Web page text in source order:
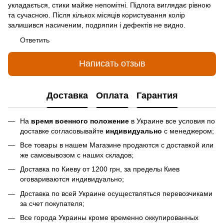
укладається, стики майже непомітні. Підлога виглядає рівною
та сучасною. Після кількох місяців користування колір
залишився насиченим, подряпин і дефектів не видно.
Ответить
Написать отзыв
Доставка Оплата Гарантия
На время военного положение в Украине все условия по
доставке согласовывайте индивидуально с менеджером;
Все товары в нашем Магазине продаются с доставкой или
же самовывозом с наших складов;
Доставка по Киеву от 1200 грн, за пределы Киев
оговариваются индивидуально;
Доставка по всей Украине осуществляться перевозчиками
за счет покупателя;
Все города Украины кроме временно оккупированных